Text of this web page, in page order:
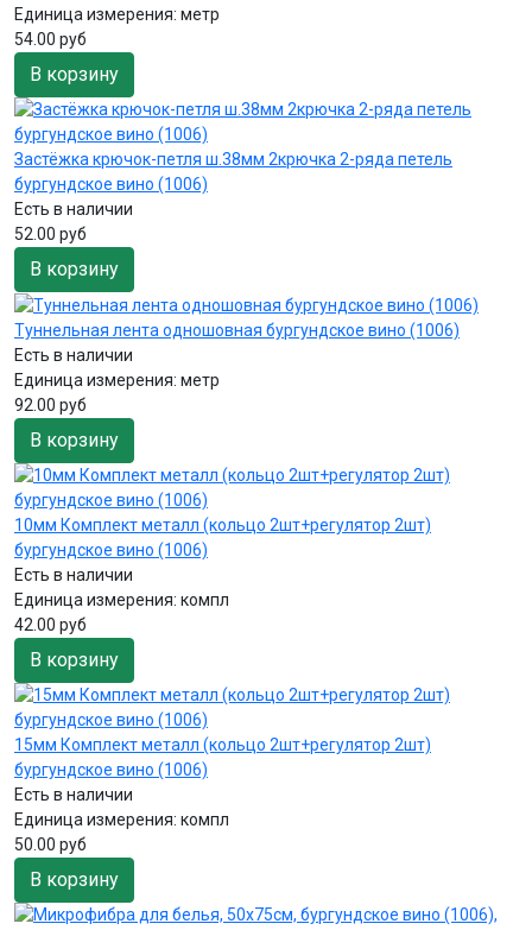
Единица измерения: метр
54.00 руб
В корзину
Застёжка крючок-петля ш.38мм 2крючка 2-ряда петель
бургундское вино (1006)
Есть в наличии
52.00 руб
В корзину
Туннельная лента одношовная бургундское вино (1006)
Есть в наличии
Единица измерения: метр
92.00 руб
В корзину
10мм Комплект металл (кольцо 2шт+регулятор 2шт)
бургундское вино (1006)
Есть в наличии
Единица измерения: компл
42.00 руб
В корзину
15мм Комплект металл (кольцо 2шт+регулятор 2шт)
бургундское вино (1006)
Есть в наличии
Единица измерения: компл
50.00 руб
В корзину